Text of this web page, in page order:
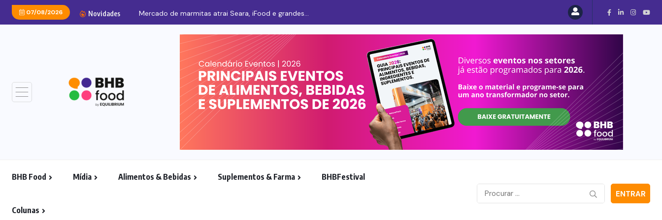
07/08/2026 Novidades Mercado de marmitas atrai Seara, iFood e grandes...
BHB Food Mídia Alimentos & Bebidas Suplementos & Farma BHBFestival
Colunas
ENTRAR